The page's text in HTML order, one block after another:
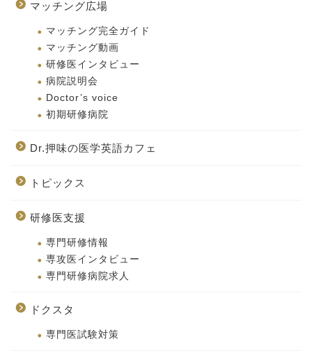
マッチング広場
マッチング完全ガイド
マッチング動画
研修医インタビュー
病院説明会
Doctor’s voice
初期研修病院
Dr.押味の医学英語カフェ
トピックス
研修医支援
専門研修情報
専攻医インタビュー
専門研修病院求人
ドクスタ
専門医試験対策